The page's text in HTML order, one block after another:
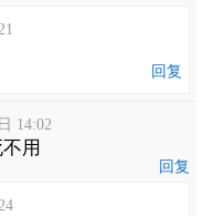
回复
14:02
用
回复